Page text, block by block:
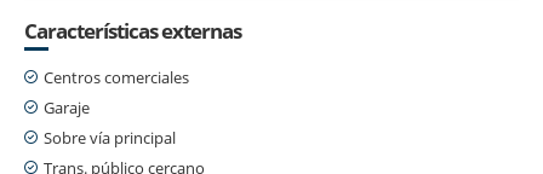
Características externas
Centros comerciales
Garaje
Sobre vía principal
Trans. público cercano